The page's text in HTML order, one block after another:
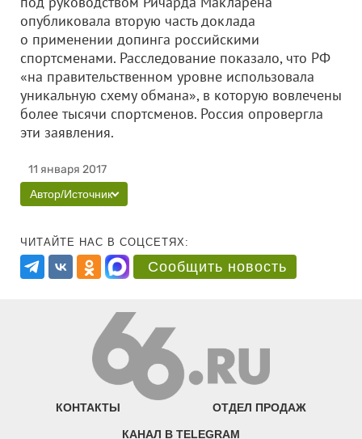
опубликовала вторую часть доклада
о применении допинга российскими
спортсменами. Расследование показало, что РФ
«на правительственном уровне использовала
уникальную схему обмана», в которую вовлечены
более тысячи спортсменов. Россия опровергла
эти заявления.
11 января 2017
Автор/Источник
ЧИТАЙТЕ НАС В СОЦСЕТЯХ:
Сообщить новость
КОНТАКТЫ ОТДЕЛ ПРОДАЖ
КАНАЛ В TELEGRAM